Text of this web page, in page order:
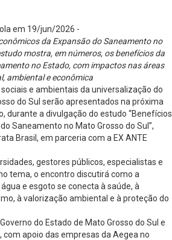
em 19/jun/2026 -
da Expansão do Saneamento no
mostra, em números, os benefícios da
no Estado, com impactos nas áreas
ambiental e econômica
e ambientais da universalização do
do Sul serão apresentados na próxima
durante a divulgação do estudo “Benefícios
Saneamento no Mato Grosso do Sul”,
Brasil, em parceria com a EX ANTE
gestores públicos, especialistas e
tema, o encontro discutirá como a
e esgoto se conecta à saúde, à
à valorização ambiental e à proteção do
do Estado de Mato Grosso do Sul e
com apoio das empresas da Aegea no